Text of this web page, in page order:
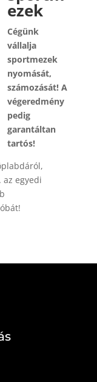
ezek
Cégünk
vállalja
sportmezek
nyomását,
számozását! A
végeredmény
pedig
garantáltan
tartós!
egyedi